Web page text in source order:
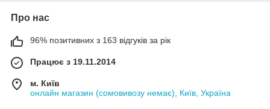
Про нас
96% позитивних з 163 відгуків за рік
Працює з 19.11.2014
м. Київ
онлайн магазин (сомовивозу немає), Київ, Україна